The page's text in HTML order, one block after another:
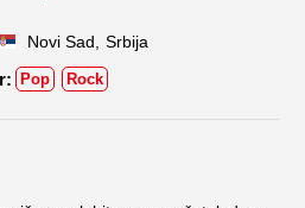
Novi Sad Srbija
Pop Rock